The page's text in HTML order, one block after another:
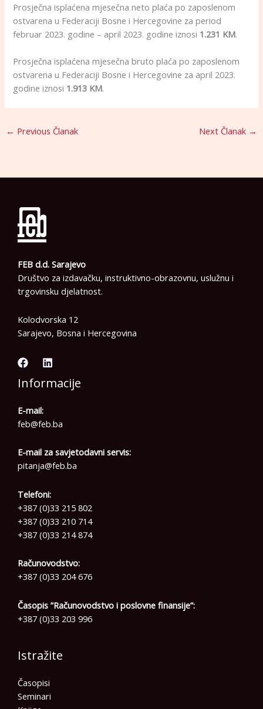
Prosječna isplaćena mjesečna neto plaća po zaposlenom
ostvarena u Federaciji Bosne i Hercegovine za period
februar 2023. godine – april 2023. godine iznosi 1.231 KM.
Prosječna isplaćena mjesečna bruto plaća po zaposlenom
ostvarena u Federaciji Bosne i Hercegovine za april 2023.
godine iznosi 1.913 KM.
← Previous Članak Next Članak →
FEB d.d. Sarajevo
Društvo za izdavačku, instruktivno-obrazovnu, uslužnu i
trgovinsku djelatnost.
Kolodvorska 12
Sarajevo, Bosna i Hercegovina
Informacije
E-mail:
feb@feb.ba
E-mail za savjetodavni servis:
pitanja@feb.ba
Telefoni:
+387 (0)33 215 802
+387 (0)33 210 714
+387 (0)33 214 874
Računovodstvo:
+387 (0)33 204 676
Časopis ”Računovodstvo i poslovne finansije”:
+387 (0)33 203 996
Istražite
Časopisi
Seminari